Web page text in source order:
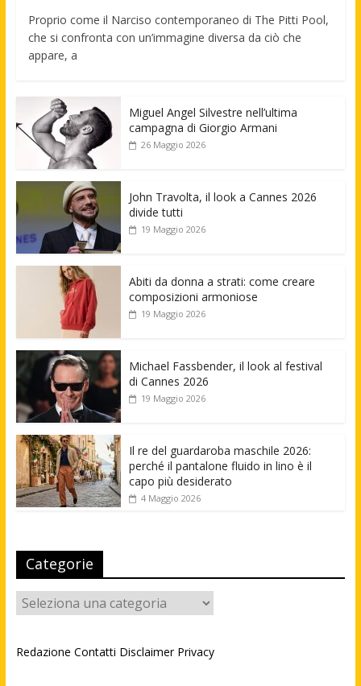
Proprio come il Narciso contemporaneo di The Pitti Pool,
che si confronta con un’immagine diversa da ciò che
appare, a
Miguel Angel Silvestre nell’ultima
campagna di Giorgio Armani
26 Maggio 2026
John Travolta, il look a Cannes 2026
divide tutti
19 Maggio 2026
Abiti da donna a strati: come creare
composizioni armoniose
19 Maggio 2026
Michael Fassbender, il look al festival
di Cannes 2026
19 Maggio 2026
Il re del guardaroba maschile 2026:
perché il pantalone fluido in lino è il
capo più desiderato
4 Maggio 2026
Categorie
Categorie
Redazione Contatti Disclaimer Privacy